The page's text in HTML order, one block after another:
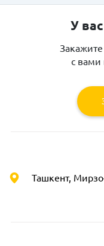
У
с
Ташкент,